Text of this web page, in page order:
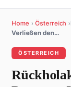
Home › Österreich ›
Verließen den…
ÖSTERREICH